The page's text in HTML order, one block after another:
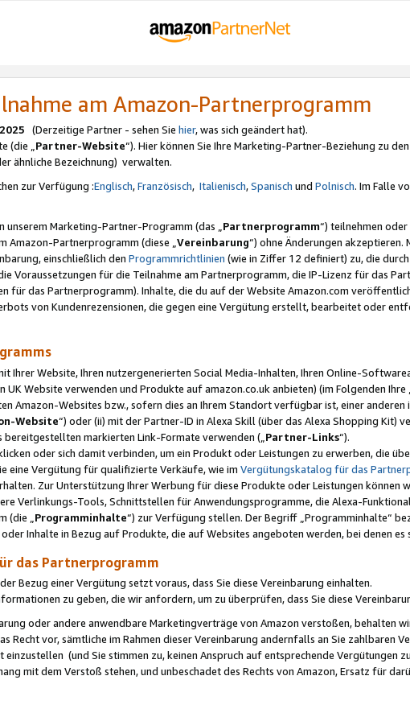
am Amazon-Partnerprogramm
(Derzeitige Partner - sehen Sie hier, was sich geändert hat).
(die „Partner-Website“). Hier können Sie Ihre Marketing-Partner-Beziehung zu
ähnliche Bezeichnung) verwalten.
zur Verfügung :Englisch,Französisch, Italienisch,Spanisch und Polnisch. Im Falle
unserem Marketing-Partner-Programm (das „Partnerprogramm“) teilnehmen
Amazon-Partnerprogramm (diese „Vereinbarung“) ohne Änderungen
einschließlich den Programmrichtlinien (wie in Ziffer 12 definiert) zu, die
Voraussetzungen für die Teilnahme am Partnerprogramm, die IP-Lizenz für das
für das Partnerprogramm). Inhalte, die du auf der Website Amazon.com
von Kundenrezensionen, die gegen eine Vergütung erstellt, bearbeitet oder
Ihrer Website, Ihren nutzergenerierten Social Media-Inhalten, Ihren Online-
Website verwenden und Produkte auf amazon.co.uk anbieten) (im Folgenden Ihre „
Amazon-Websites bzw., sofern dies an Ihrem Standort verfügbar ist, einer anderen
Website“) oder (ii) mit der Partner-ID in Alexa Skill (über das Alexa Shopping Kit)
markierten Link-Formate verwenden („ Partner-Links“).
oder sich damit verbinden, um ein Produkt oder Leistungen zu erwerben, die
eine Vergütung für qualifizierte Verkäufe, wie im Vergütungskatalog für das
Zur Unterstützung Ihrer Werbung für diese Produkte oder Leistungen können
Verlinkungs-Tools, Schnittstellen für Anwendungsprogramme, die Alexa-
(die „ Programminhalte“) zur Verfügung stellen. Der Begriff „Programminhalte“
Inhalte in Bezug auf Produkte, die auf Websites angeboten werden, bei denen es
das Partnerprogramm
Bezug einer Vergütung setzt voraus, dass Sie diese Vereinbarung einhalten.
zu geben, die wir anfordern, um zu überprüfen, dass Sie diese
oder andere anwendbare Marketingverträge von Amazon verstoßen, behalten
Recht vor, sämtliche im Rahmen dieser Vereinbarung andernfalls an Sie zahlbaren
(und Sie stimmen zu, keinen Anspruch auf entsprechende Vergütungen
mit dem Verstoß stehen, und unbeschadet des Rechts von Amazon, Ersatz für